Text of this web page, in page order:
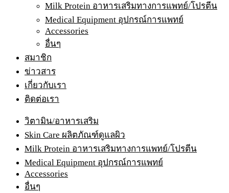
Milk Protein อาหารเสริมทางการแพทย์/โปรตีน
Medical Equipment อุปกรณ์การแพทย์
Accessories
อื่นๆ
สมาชิก
ข่าวสาร
เกี่ยวกับเรา
ติดต่อเรา
วิตามิน/อาหารเสริม
Skin Care ผลิตภัณฑ์ดูแลผิว
Milk Protein อาหารเสริมทางการแพทย์/โปรตีน
Medical Equipment อุปกรณ์การแพทย์
Accessories
อื่นๆ